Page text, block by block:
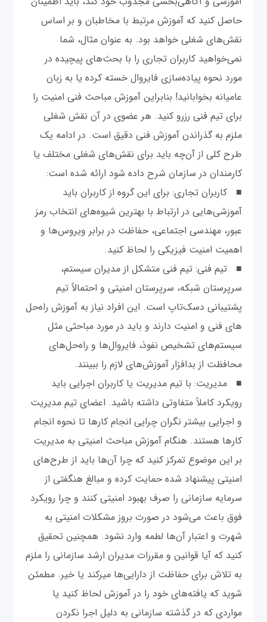
حاصل کنید که آموزش مرتبط با مخاطبان و بر اساس
نقش‌های شغلی خواهد بود. به عنوان مثال، شما
نمی‌خواهید کاربران تجاری را با بحث‌های پیچیده در
مورد نحوه پیاده‌سازی فایروال خسته کرده یا به زبان
عامیانه بخوابانید! بنابراین آموزش مباحث فنی امنیت را
برای تیم فنی رزرو کنید. هر عضوی در آن نقش شغلی
ملزم به گذراندن آموزش فنی دقیق است. در ادامه یک
طرح کلی از آن‌چه باید برای نقش‌های شغلی مختلف یا
کارمندان در سازمان شرح داده شود ارائه شده است:
■ کاربران تجاری: برای این گروه از کاربران باید
آموزشی‌هایی در ارتباط با بهترین شیوه‌های انتخاب رمز
عبور، مهندسی اجتماعی، حفاظت در برابر ویروس‌ها و
اهمیت امنیت فیزیکی را لحاظ کنید.
■ تیم فنی: تیم فنی متشکل از مدیران سیستم،
سرپرستان شبکه، سرپرستان امنیتی و احتمالاً تیم
پشتیبانی دسک‌تاپ است. این افراد نیاز به آموزش راه‌حل
های فنی و امنیت دارند و باید در مورد مباحثی مثل
سیستم‌های تشخیص نفوذ، فایروال‌ها و راه‌حل‌های
محافظت از بدافزار آموزش‌های لازم را ببینند.
■ مدیریت: با تیم مدیریت یا کاربران اجرایی باید
رویکرد کاملاً متفاوتی داشته باشید. اعضای تیم مدیریت
و اجرایی بیشتر نگران چرایی انجام کارها تا نحوه انجام
کارها هستند. هنگام آموزش مباحث امنیتی به مدیریت
بر این موضوع تمرکز کنید که چرا آن‌ها باید از طرح‌های
امنیتی پیشنهاد شده حمایت کرده و مبالغ هنگفتی از
سرمایه سازمانی را صرف بهبود امنیتی کنند و چرا رویکرد
فوق باعث می‌شود در صورت بروز مشکلات امنیتی به
شهرت و اعتبار آن‌ها لطمه وارد نشود. همچنین تحقیق
کنید که آیا قوانین و مقررات مدیران ارشد سازمانی را ملزم
به تلاش برای حفاظت از دارایی‌ها میرکند یا خیر. مطمئن
شوید که یافته‌های خود را در آموزش لحاظ کنید یا
مواردی که در گذشته سازمانی به دلیل اجرا نکردن